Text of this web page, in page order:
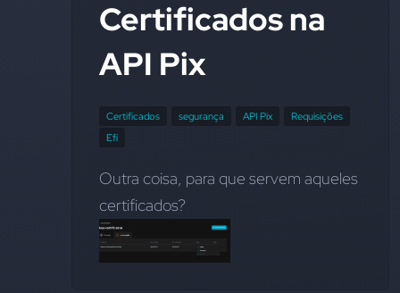
Certificados na
API Pix
Certificados segurança API Pix
Requisições
Efí
Outra coisa, para que servem aqueles
certificados?